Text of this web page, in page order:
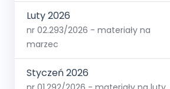
Luty 2026
nr 02.293/2026 - materiały na
marzec
Styczeń 2026